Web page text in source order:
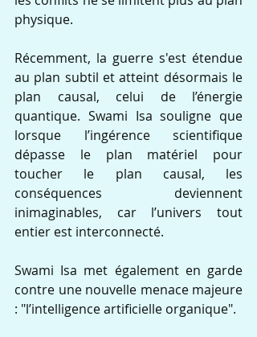
physique.
Récemment, la guerre s'est étendue
au plan subtil et atteint désormais le
plan causal, celui de l’énergie
quantique. Swami Isa souligne que
lorsque l’ingérence scientifique
dépasse le plan matériel pour
toucher le plan causal, les
conséquences deviennent
inimaginables, car l’univers tout
entier est interconnecté.
Swami Isa met également en garde
contre une nouvelle menace majeure
: "l’intelligence artificielle organique".